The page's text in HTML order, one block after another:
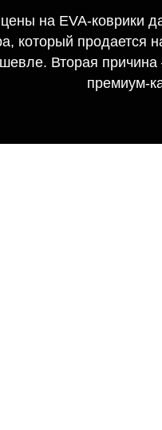
на EVA-коврики
который продается
Вторая
премиум-